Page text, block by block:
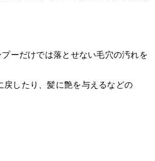
ーだけでは落とせない毛穴の汚れを
したり、髪に艶を与えるなどの